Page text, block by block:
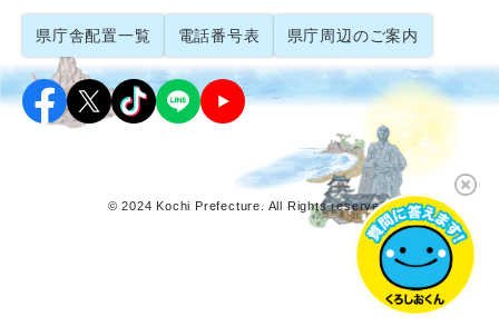
県庁舎配置一覧 電話番号表 県庁周辺のご案内
© 2024 Kochi Prefecture. All Rights reserved.